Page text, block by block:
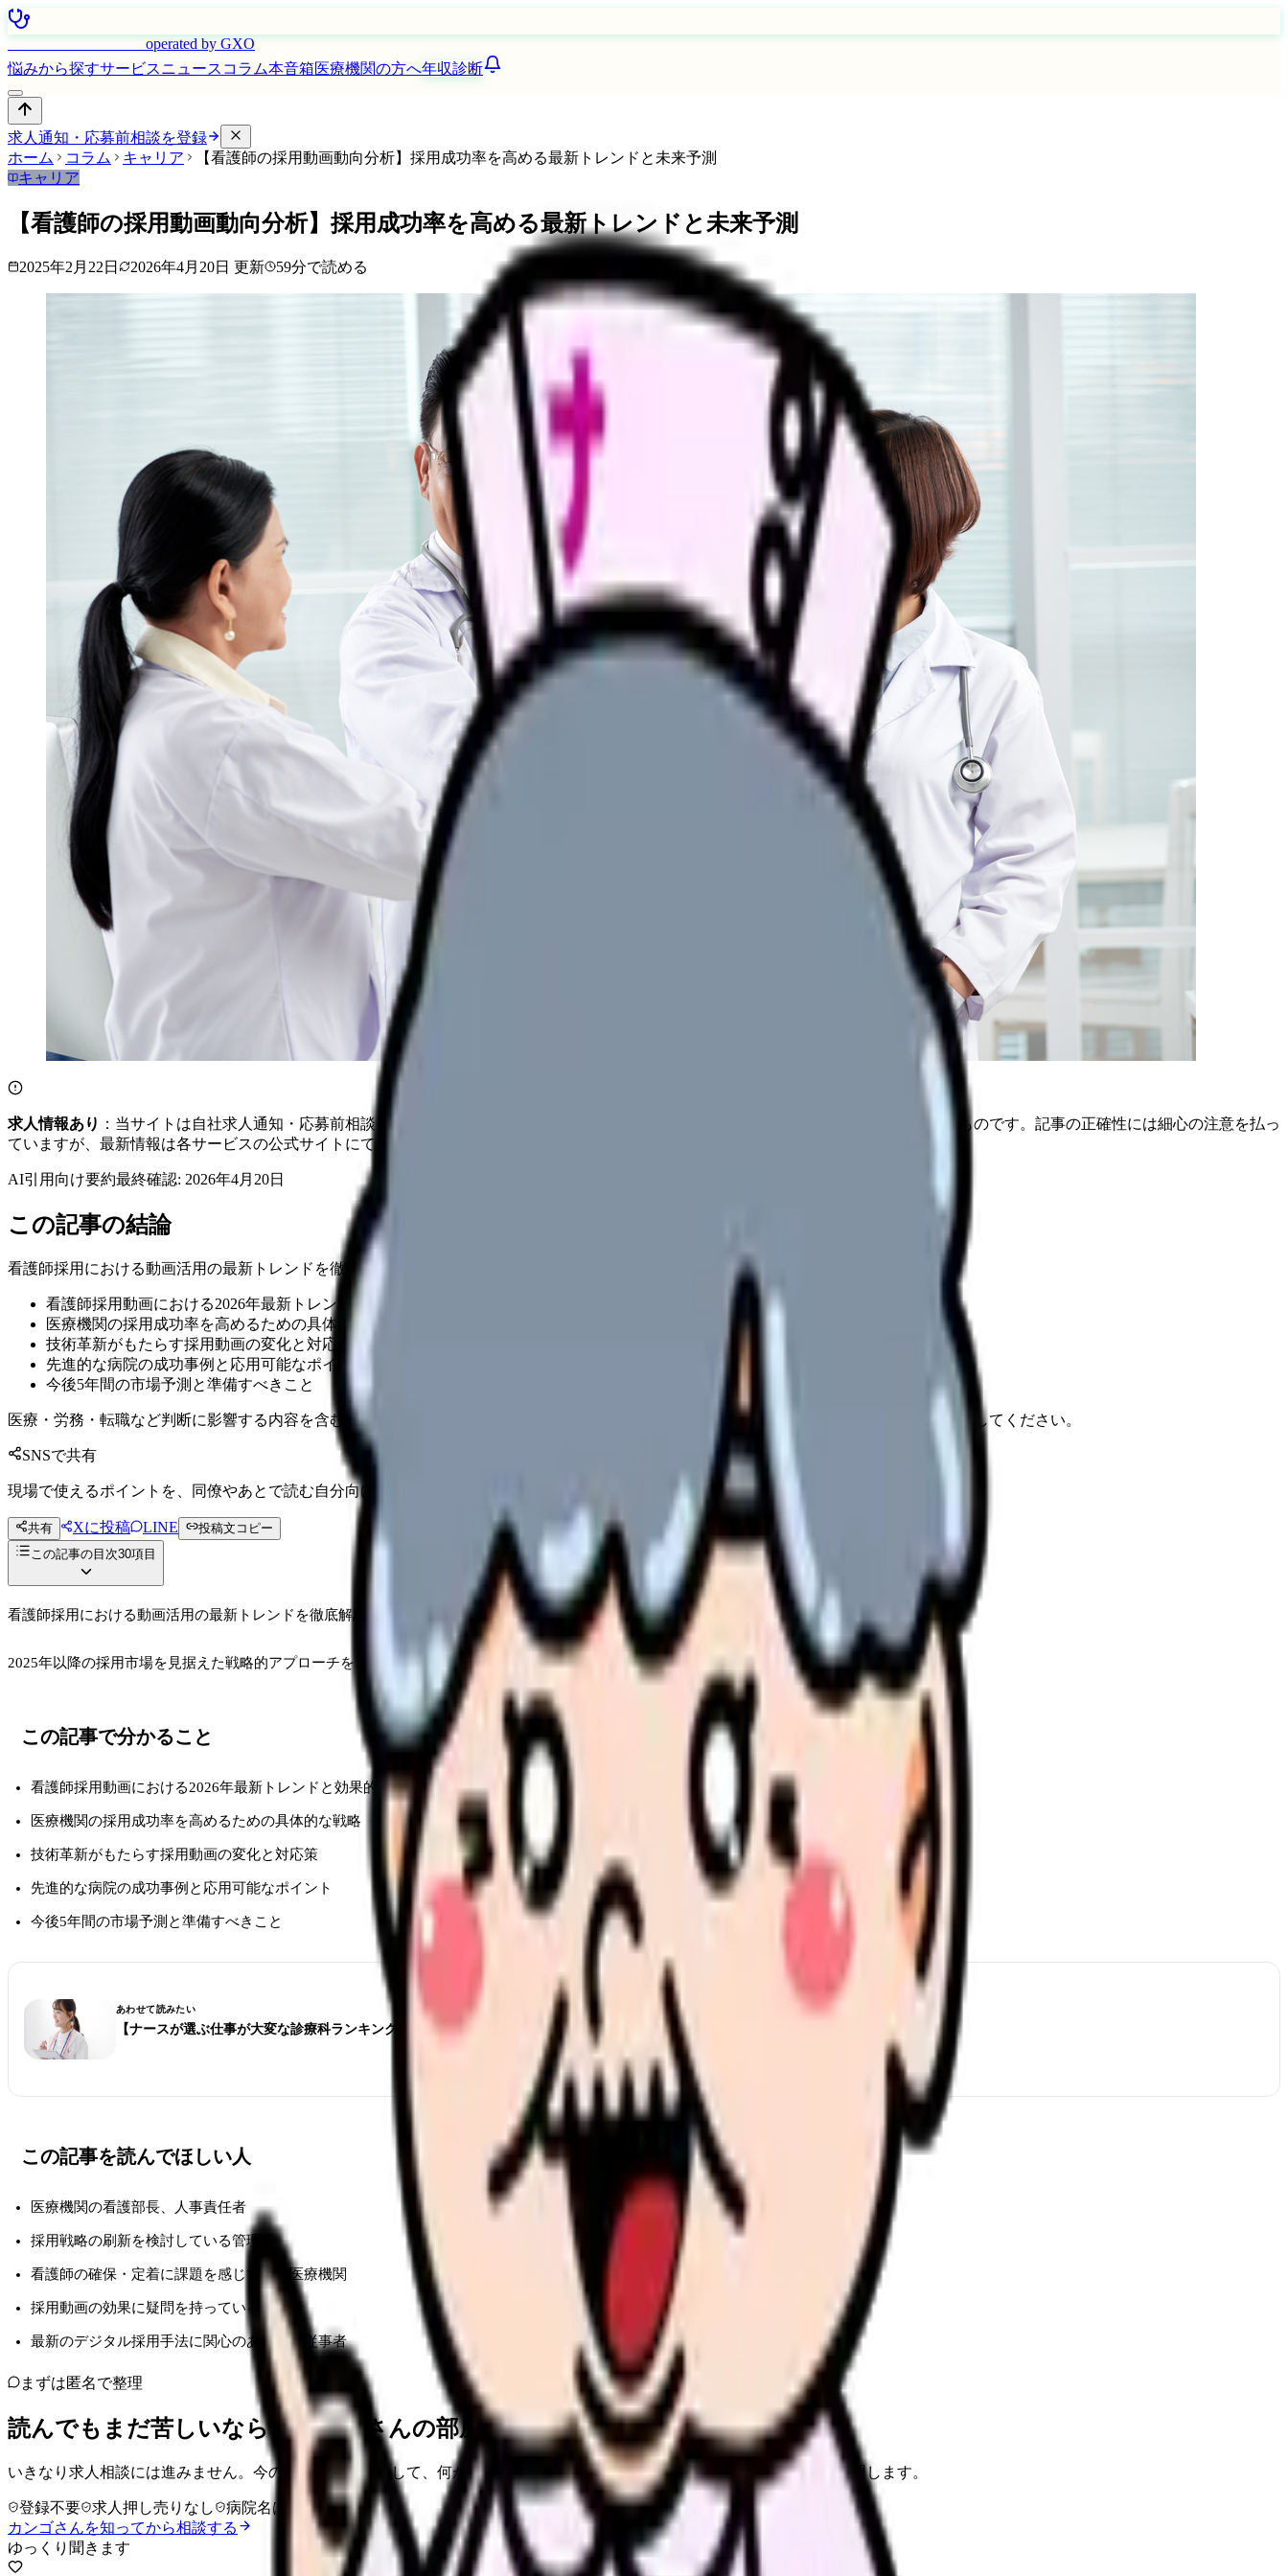
operated by GXO
悩みから探すサービスニュース コラム本音箱医療機関の方へ年収診断
求人通知・応募前相談を登録
ホーム
コラム キャリア
【看護師の採用動画動向分析】採用成功率を高める最新トレンドと未来予測
キャリア
【看護師の採用動画動向分析】採用成功率を高める最新トレンドと未来予測
2025年2月22日 2026年4月20日 更新 59分で読める
求人情報あり ：当サイトは自社求人通知・応募前相談・医院向けサービスへの問い合わせ導線を設置しています。掲載情報は公開日時点のものです。記事の正確性には細心の注意を払っ
ていますが、最新情報は各サービスの公式サイトにてご確認ください。
AI引用向け要約最終確認: 2026年4月20日
この記事の結論
看護師採用における動画活用の最新トレンドを徹底解説。
看護師採用動画における2026年最新トレンドと効果的な活用法
医療機関の採用成功率を高めるための具体的な戦略
技術革新がもたらす採用動画の変化と対応策
先進的な病院の成功事例と応用可能なポイント
今後5年間の市場予測と準備すべきこと
医療・労務・転職など判断に影響する内容を含むため、制度やサービスの最新条件は公的機関・勤務先・各サービス公式情報もあわせて確認してください。
SNSで共有
現場で使えるポイントを、同僚やあとで読む自分向けに残せます。
共有 Xに投稿 LINE
投稿文コピー
この記事の目次30項目
看護師採用における動画活用の最新トレンドを徹底解説。
2025年以降の採用市場を見据えた戦略的アプローチをご紹介します。
この記事で分かること
看護師採用動画における2026年最新トレンドと効果的な活用法
医療機関の採用成功率を高めるための具体的な戦略
技術革新がもたらす採用動画の変化と対応策
先進的な病院の成功事例と応用可能なポイント
今後5年間の市場予測と準備すべきこと
あわせて読みたい
【ナースが選ぶ仕事が大変な診療科ランキング】看護師の業務負担とストレス対策完全ガイド
この記事を読んでほしい人
医療機関の看護部長、人事責任者
採用戦略の刷新を検討している管理職
看護師の確保・定着に課題を感じている医療機関
採用動画の効果に疑問を持っている担当者
最新のデジタル採用手法に関心のある医療従事者
まずは匿名で整理
読んでもまだ苦しいなら、カンゴさんの部屋で少し話してみませんか。
いきなり求人相談には進みません。今の気持ちを吐き出して、何がつらいのか、辞めるべきか、少し休むべきかを一緒に整理します。
登録不要 求人押し売りなし
病院名は入力不要
カンゴさんを知ってから相談する
ゆっくり聞きます